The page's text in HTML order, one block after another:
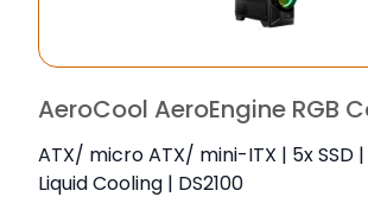
AeroCool AeroEngine RGB
ATX/ micro ATX/ mini-ITX | 5x SSD |
Liquid Cooling | DS2100